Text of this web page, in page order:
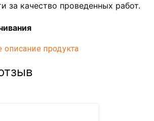
за качество проведенных работ.
описание продукта